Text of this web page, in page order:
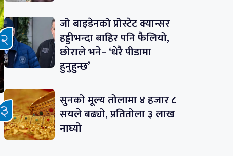
जो बाइडेनको प्रोस्टेट क्यान्सर
हड्डीभन्दा बाहिर पनि फैलियो,
छोराले भने– ‘धेरै पीडामा
हुनुहुन्छ’
सुनको मूल्य तोलामा ४ हजार ८
सयले बढ्यो, प्रतितोला ३ लाख
नाघ्यो